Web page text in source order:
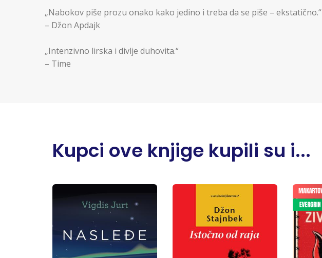
„Nabokov piše prozu onako kako jedino i treba da se piše – ekstatično.“
– Džon Apdajk
„Intenzivno lirska i divlje duhovita.“
– Time
Kupci ove knjige kupili su i...